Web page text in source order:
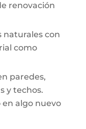
renovación
naturales con
como
paredes,
y techos.
algo nuevo